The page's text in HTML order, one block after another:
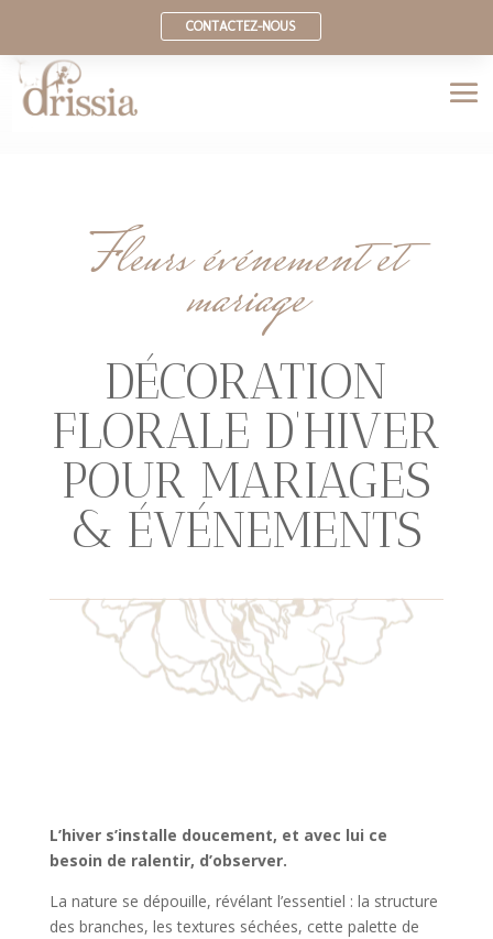
CONTACTEZ-NOUS
Fleurs événement et
mariage
DÉCORATION
FLORALE D’HIVER
POUR MARIAGES
& ÉVÉNEMENTS
L’hiver s’installe doucement, et avec lui ce
besoin de ralentir, d’observer.
La nature se dépouille, révélant l’essentiel : la structure
des branches, les textures séchées, cette palette de